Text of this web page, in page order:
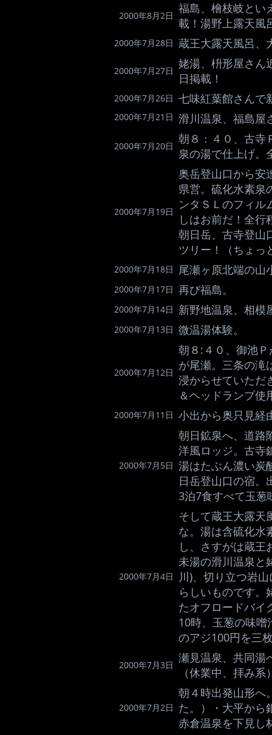
2000年8月2日
福島、檜枝岐とい
載！湯野上露天風
2000年7月28日 蔵王大露天風呂、
2000年7月27日
姥湯、枡形屋さん
日掲載！
2000年7月26日 七味紅葉館さんで
2000年7月21日 滑川温泉、福島屋
2000年7月20日
朝８：４０、古寺
泉の湯で仕上げ。
2000年7月19日
奥岳登山口から安
県営。硫化水素泉
ンタＳＬのフィル
しはお前だ！全
朝日岳、古寺登山
ツリー！（ちょっ
2000年7月18日 尾瀬ヶ原北端の山
2000年7月17日 再び福島。
2000年7月14日 新野地温泉、相模
2000年7月13日 微温湯体験。
2000年7月12日
朝８:４０、御池
が尾瀬。三条の滝
浸からせていただ
＆ヘッドランプ使
2000年7月11日 小出から奥只見経
2000年7月5日
朝日鉱泉へ、道路
洋風ロッジ。古寺
湯はたぶん濃い炭
日岳登山口の宿。
3泊7食すべて玉葱
2000年7月4日
そして蔵王大露天
な。湯は含硫化水
し、さすがは蔵
未湯の滑川温泉と
川)、切り立つ岩
らしいものです。
たオフロードバイ
10時、玉葱の味
のアジ100円を三
2000年7月3日
瀬見温泉、共同湯
（休業中、拝み
2000年7月2日
朝４時出発山形へ
た。）・大平から
赤倉温泉を下見し